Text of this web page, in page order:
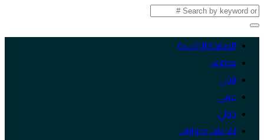
الصفحة الرئيسية
موقف
لبنان
عربي
دولي
لقاءات وحوارات